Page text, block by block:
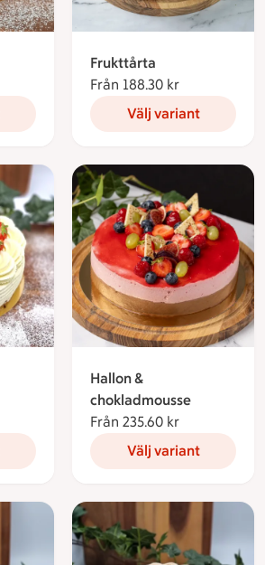
188.30 kronor
Frukttårta
Från 188.30 kr
Välj variant
188.30 kronor
Hallon &
chokladmousse
Från 235.60 kr
Välj variant